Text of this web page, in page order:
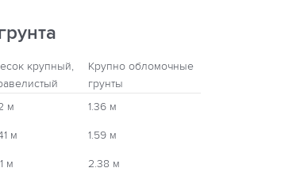
крупный,
Крупно обломочные
грунты
м 1.36 м
м 1.59 м
м 2.38 м